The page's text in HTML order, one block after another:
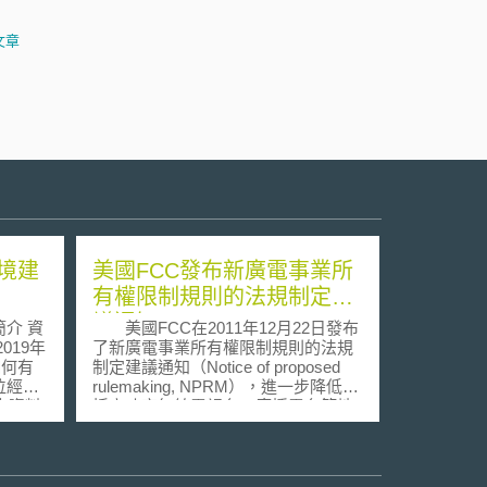
章
建
資
年
經濟
資料
之
美國FCC發布新廣電事業所
有權限制規則的法規制定建
議通知
美國FCC在2011年12月22日發布
了新廣電事業所有權限制規則的法規
制定建議通知（Notice of proposed
rulemaking, NPRM），進一步降低包
括高功率無線電視台、廣播電台等地
區性媒體集中、全國無線電視網所有